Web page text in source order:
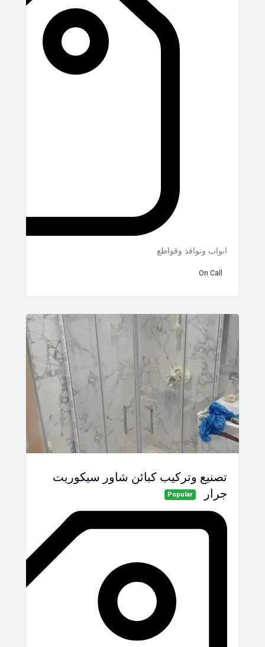
ابواب ونوافذ وقواطع
On Call
تصنيع وتركيب كبائن شاور سيكوريت
جرار
Popular